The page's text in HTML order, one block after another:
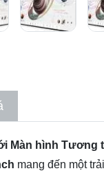
Màn hình Tương
mang đến một